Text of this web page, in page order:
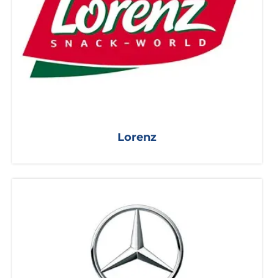
Lorenz